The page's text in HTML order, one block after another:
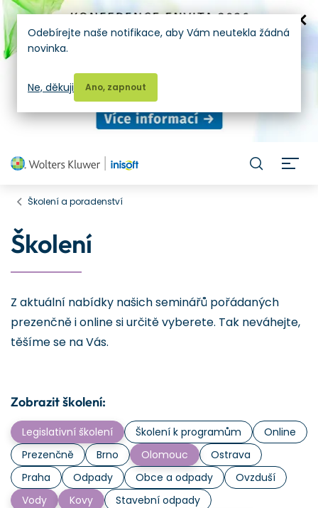
Školení a poradenství
Školení
Z aktuální nabídky našich seminářů pořádaných
prezenčně i online si určitě vyberete. Tak neváhejte,
těšíme se na Vás.
Zobrazit školení:
Legislativní školení Školení k programům
Online
Prezenčně
Brno Olomouc
Ostrava
Praha
Odpady Obce a odpady
Ovzduší
Vody
Kovy
Stavební odpady
Odebírejte naše notifikace, aby Vám neutekla žádná
novinka.
Ano, zapnout
Ne, děkuji